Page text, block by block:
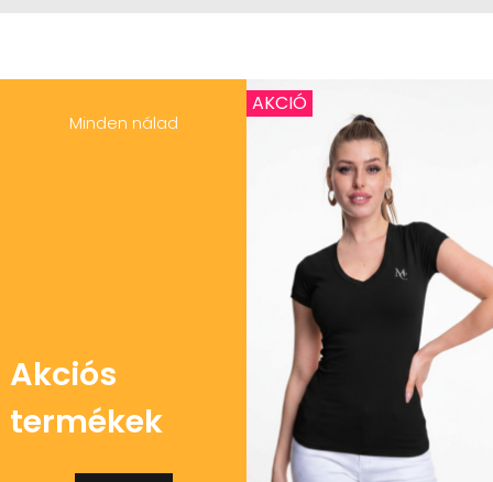
Minden nálad
Akciós
termékek
AKCIÓ